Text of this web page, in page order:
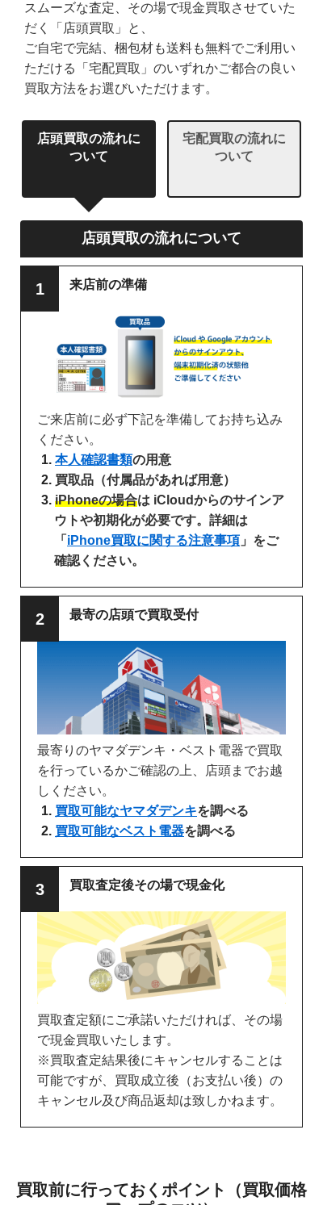
スムーズな査定、その場で現金買取させていた
だく「店頭買取」と、
ご自宅で完結、梱包材も送料も無料でご利用い
ただける「宅配買取」のいずれかご都合の良い
買取方法をお選びいただけます。
店頭買取の流れに
ついて
宅配買取の流れに
ついて
店頭買取の流れについて
来店前の準備
ご来店前に必ず下記を準備してお持ち込み
ください。
本人確認書類の用意
買取品（付属品があれば用意）
iPhoneの場合は iCloudからのサインア
ウトや初期化が必要です。詳細は
「 iPhone買取に関する注意事項 」をご
確認ください。
最寄の店頭で買取受付
最寄りのヤマダデンキ・ベスト電器で買取
を行っているかご確認の上、店頭までお越
しください。
買取可能なヤマダデンキを調べる
買取可能なベスト電器を調べる
買取査定後その場で現金化
買取査定額にご承諾いただければ、その場
で現金買取いたします。
※買取査定結果後にキャンセルすることは
可能ですが、買取成立後（お支払い後）の
キャンセル及び商品返却は致しかねます。
買取前に行っておくポイント（買取価格